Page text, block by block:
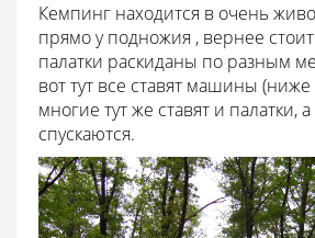
Кемпинг находится в очень
прямо у подножия , вернее стоит
палатки раскиданы по разным
вот тут все ставят машины (ниже
многие тут же ставят и палатки,
спускаются.